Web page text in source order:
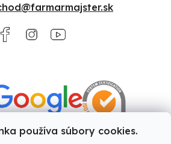
používa súbory cookies.